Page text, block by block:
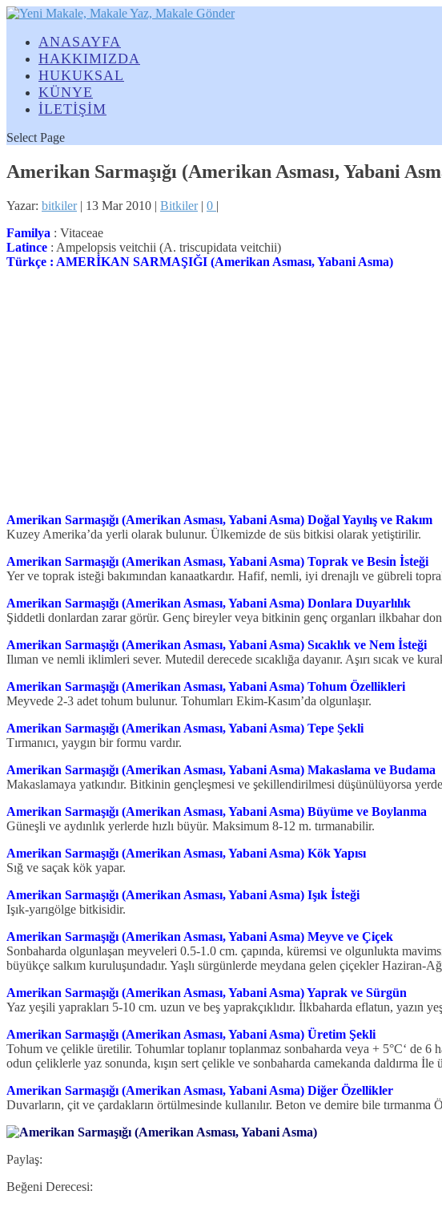
ANASAYFA
HAKKIMIZDA
HUKUKSAL
KÜNYE
İLETİŞİM
Select Page
Amerikan Sarmaşığı (Amerikan Asması, Yabani
Yazar: bitkiler| 13 Mar 2010 | Bitkiler| 0 |
Familya : Vitaceae
Latince : Ampelopsis veitchii (A. triscupidata veitchii)
Türkçe : AMERİKAN SARMAŞIĞI (Amerikan Asması, Yabani Asma)
Amerikan Sarmaşığı (Amerikan Asması, Yabani Asma) Doğal Yayılış ve Rakım
Kuzey Amerika’da yerli olarak bulunur. Ülkemizde de süs bitkisi olarak yetiştirilir.
Amerikan Sarmaşığı (Amerikan Asması, Yabani Asma) Toprak ve Besin İsteği
Yer ve toprak isteği bakımından kanaatkardır. Hafif, nemli, iyi drenajlı ve gübreli
Amerikan Sarmaşığı (Amerikan Asması, Yabani Asma) Donlara Duyarlılık
Şiddetli donlardan zarar görür. Genç bireyler veya bitkinin genç organları ilkbahar
Amerikan Sarmaşığı (Amerikan Asması, Yabani Asma) Sıcaklık ve Nem İsteği
Ilıman ve nemli iklimleri sever. Mutedil derecede sıcaklığa dayanır. Aşırı sıcak ve
Amerikan Sarmaşığı (Amerikan Asması, Yabani Asma) Tohum Özellikleri
Meyvede 2-3 adet tohum bulunur. Tohumları Ekim-Kasım’da olgunlaşır.
Amerikan Sarmaşığı (Amerikan Asması, Yabani Asma) Tepe Şekli
Tırmanıcı, yaygın bir formu vardır.
Amerikan Sarmaşığı (Amerikan Asması, Yabani Asma) Makaslama ve Budama
Makaslamaya yatkındır. Bitkinin gençleşmesi ve şekillendirilmesi düşünülüyorsa
Amerikan Sarmaşığı (Amerikan Asması, Yabani Asma) Büyüme ve Boylanma
Güneşli ve aydınlık yerlerde hızlı büyür. Maksimum 8-12 m. tırmanabilir.
Amerikan Sarmaşığı (Amerikan Asması, Yabani Asma) Kök Yapısı
Sığ ve saçak kök yapar.
Amerikan Sarmaşığı (Amerikan Asması, Yabani Asma) Işık İsteği
Işık-yarıgölge bitkisidir.
Amerikan Sarmaşığı (Amerikan Asması, Yabani Asma) Meyve ve Çiçek
Sonbaharda olgunlaşan meyveleri 0.5-1.0 cm. çapında, küremsi ve olgunlukta
büyükçe salkım kuruluşundadır. Yaşlı sür­günlerde meydana gelen çiçekler Haziran-
Amerikan Sarmaşığı (Amerikan Asması, Yabani Asma) Yaprak ve Sürgün
Yaz yeşili yaprakları 5-10 cm. uzun ve beş yaprakçıklıdır. İlkbaharda eflatun, yazın
Amerikan Sarmaşığı (Amerikan Asması, Yabani Asma) Üretim Şekli
Tohum ve çelikle üretilir. Tohumlar toplanır toplanmaz sonbaharda veya + 5°C‘ de
odun çeliklerle yaz sonunda, kışın sert çelikle ve sonbaharda camekanda daldırma İle
Amerikan Sarmaşığı (Amerikan Asması, Yabani Asma) Diğer Özellikler
Duvarların, çit ve çardakların örtülmesinde kullanılır. Beton ve demire bile
Paylaş:
Beğeni Derecesi: